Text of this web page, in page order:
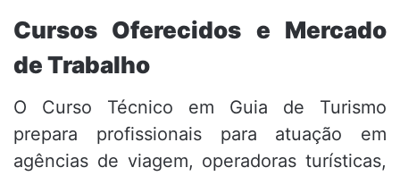
Cursos Oferecidos e Mercado
de Trabalho
O Curso Técnico em Guia de Turismo
prepara profissionais para atuação em
agências de viagem, operadoras turísticas,